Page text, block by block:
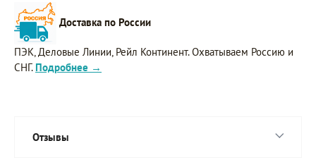
Доставка по России
ПЭК, Деловые Линии, Рейл Континент. Охватываем Россию и
СНГ. Подробнее →
Отзывы